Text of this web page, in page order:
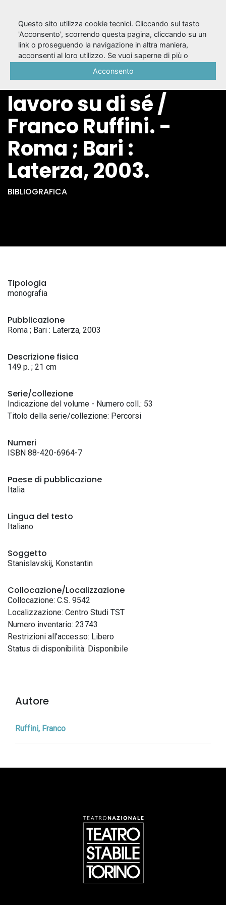
Stanislavskij : dal
lavoro dell'attore al
lavoro su di sé /
Franco Ruffini. -
Roma ; Bari :
Laterza, 2003.
BIBLIOGRAFICA
Tipologia
monografia
Pubblicazione
Roma ; Bari : Laterza, 2003
Descrizione fisica
149 p. ; 21 cm
Serie/collezione
Indicazione del volume - Numero coll.: 53
Titolo della serie/collezione: Percorsi
Numeri
ISBN 88-420-6964-7
Paese di pubblicazione
Italia
Lingua del testo
Italiano
Soggetto
Stanislavskij, Konstantin
Collocazione/Localizzazione
Collocazione: C.S. 9542
Localizzazione: Centro Studi TST
Numero inventario: 23743
Restrizioni all'accesso: Libero
Status di disponibilità: Disponibile
Autore
Ruffini, Franco
Questo sito utilizza cookie tecnici. Cliccando sul tasto
'Acconsento', scorrendo questa pagina, cliccando su un
link o proseguendo la navigazione in altra maniera,
acconsenti al loro utilizzo. Se vuoi saperne di più o
Acconsento